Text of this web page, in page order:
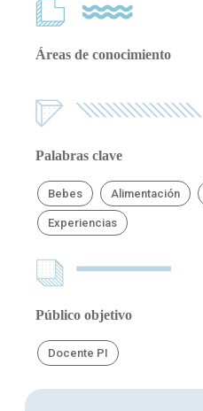
Áreas de conocimiento
Palabras clave
Bebes Alimentación
Experiencias
Público objetivo
Docente PI